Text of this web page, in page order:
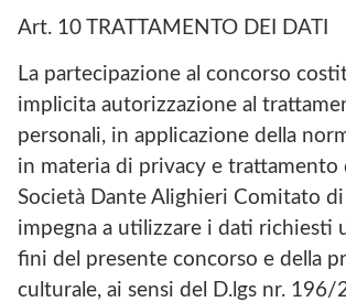
Art. 10 TRATTAMENTO DEI DATI
La partecipazione al concorso
implicita autorizzazione al
personali, in applicazione della
in materia di privacy e trattamento
Società Dante Alighieri Comitato di
impegna a utilizzare i dati richiesti
fini del presente concorso e della
culturale, ai sensi del D.lgs nr. 196/